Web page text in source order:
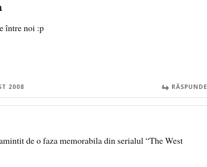
între noi :p
2008 RĂSPUNDE
de o faza memorabila din serialul “The West